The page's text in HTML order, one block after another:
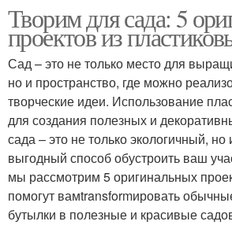
Творим для сада: 5
проектов из
Сад – это не только место для
но и пространство, где можно
творческие идеи. Использование
для создания полезных и
сада – это не только экологичный, но
выгодный способ обустроить ваш
мы рассмотрим 5 оригинальных
помогут вамtransformировать
бутылки в полезные и красивые